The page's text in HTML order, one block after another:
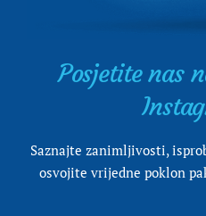
Posjetite nas
Saznajte zanimljivosti,
osvojite vrijedne poklon